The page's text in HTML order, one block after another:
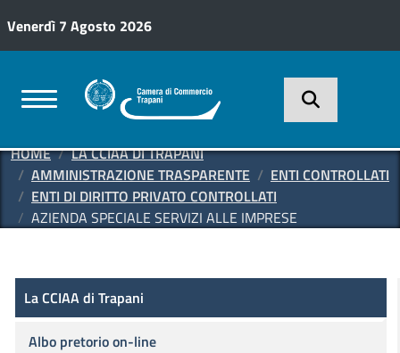
Venerdì 7 Agosto 2026
HOME
LA CCIAA DI TRAPANI
AMMINISTRAZIONE TRASPARENTE
ENTI CONTROLLATI
ENTI DI DIRITTO PRIVATO CONTROLLATI
AZIENDA SPECIALE SERVIZI ALLE IMPRESE
Amministrazione Trasparente
La CCIAA di Trapani
La CCIAA di Trapani
Albo pretorio on-line